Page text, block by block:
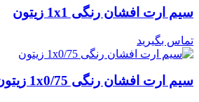
سیم ارت افشان رنگی 1x1 زیتون
تماس بگیرید
سیم ارت افشان رنگی 1x0/75 زیتون